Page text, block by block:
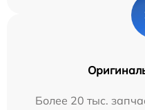
Более 20 тыс.